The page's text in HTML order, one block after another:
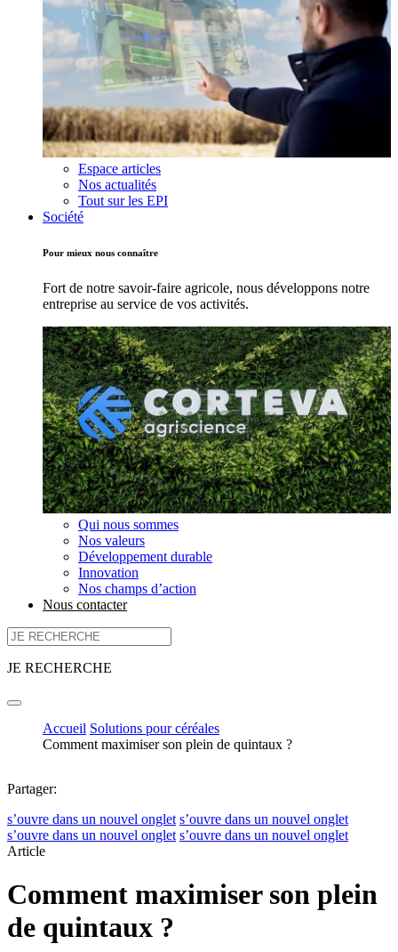
Espace articles
Nos actualités
Tout sur les EPI
Société
Pour mieux nous connaître
Fort de notre savoir-faire agricole, nous développons notre
entreprise au service de vos activités.
Qui nous sommes
Nos valeurs
Développement durable
Innovation
Nos champs d’action
Nous contacter
JE RECHERCHE
Accueil Solutions pour céréales
Comment maximiser son plein de quintaux ?
Partager:
s’ouvre dans un nouvel onglet s’ouvre dans un nouvel onglet
s’ouvre dans un nouvel onglet s’ouvre dans un nouvel onglet
Article
Comment maximiser son plein
de quintaux ?